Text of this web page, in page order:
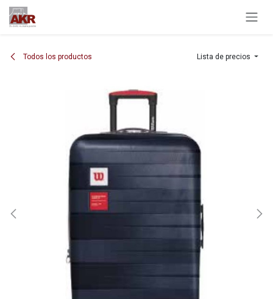
Ir al contenido
Todos los productos Lista de precios